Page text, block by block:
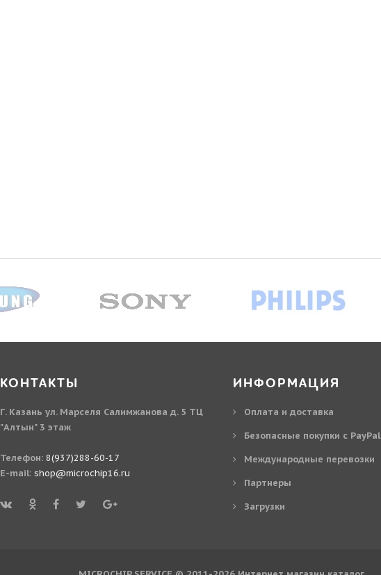
КОНТАКТЫ
Г. Казань ул. Марселя Салимжанова д. 5 ТЦ
"Алтын" 3 этаж
Телефон:8(937)288-60-17
E-mail:shop@microchip16.ru
ИНФОРМАЦИЯ
Оплата и доставка
Безопасные покупки с PayPal
Международные перевозки
Партнеры
Загрузки